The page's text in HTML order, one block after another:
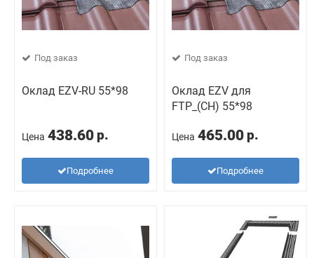
Под заказ
Оклад EZV-RU 55*98
Цена 438.60 р.
Подробнее
Под заказ
Оклад EZV для
FTP_(CH) 55*98
Цена 465.00 р.
Подробнее